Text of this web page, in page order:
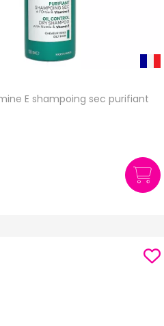
E shampoing sec purifiant